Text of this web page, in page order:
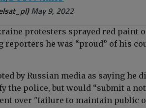
May 9, 2022
protesters sprayed red paint
reporters he was “proud” of his
by Russian media as saying he
the police, but would “submit a
over "failure to maintain public